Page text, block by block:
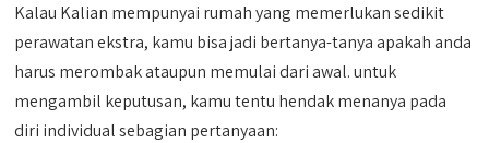
Kalau Kalian mempunyai rumah yang memerlukan sedikit
perawatan ekstra, kamu bisa jadi bertanya-tanya apakah anda
harus merombak ataupun memulai dari awal. untuk
mengambil keputusan, kamu tentu hendak menanya pada
diri individual sebagian pertanyaan: